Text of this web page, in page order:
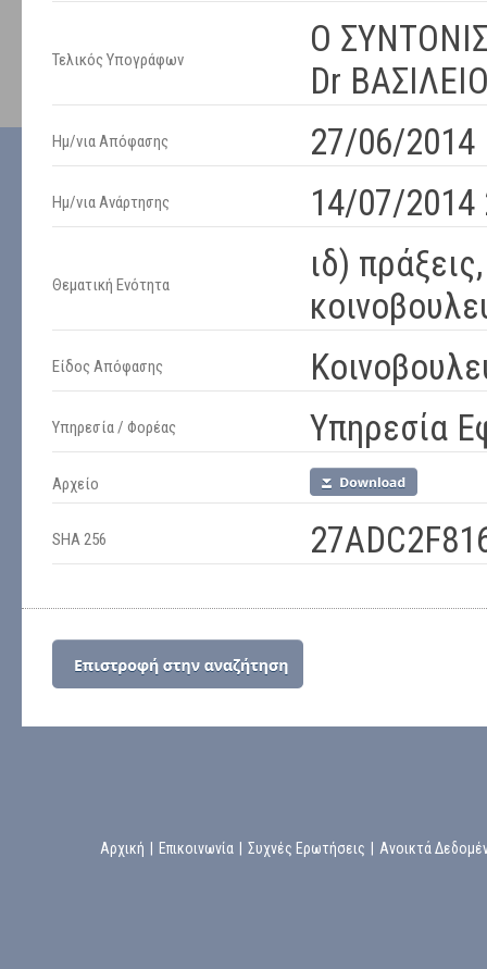
Τελικός Υπογράφων
Ο
Dr
Ημ/νια Απόφασης 27/06/2014
Ημ/νια Ανάρτησης 14/07/2014
Θεματική Ενότητα
ιδ)
Είδος Απόφασης
Υπηρεσία / Φορέας Υπηρεσία
Αρχείο
SHA 256
Αρχική Επικοινωνία Συχνές Ερωτήσεις Ανοικτά